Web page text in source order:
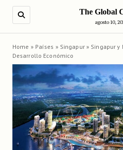
The Global
agosto 10,
Home » Países » Singapur » Singapur y
Desarrollo Económico